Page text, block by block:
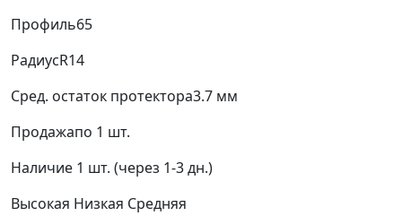
Профиль65
РадиусR14
Сред. остаток протектора3.7 мм
Продажапо 1 шт.
Наличие 1 шт. (через 1-3 дн.)
Высокая Низкая Средняя